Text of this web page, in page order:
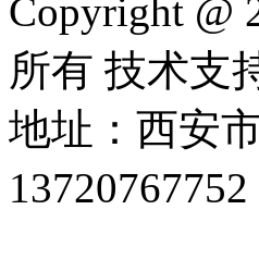
Copyright @
所有 技术支
地址：西安